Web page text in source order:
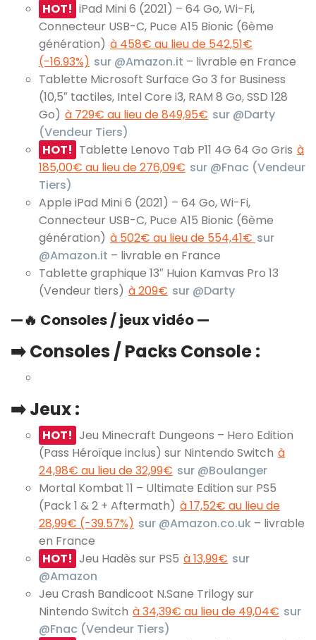
HOT! iPad Mini 6 (2021) – 64 Go, Wi-Fi,
Connecteur USB-C, Puce A15 Bionic (6ème
génération) à 458€ au lieu de 542,51€
(-16.93%) sur @Amazon.it – livrable en France
Tablette Microsoft Surface Go 3 for Business
(10,5″ tactiles, Intel Core i3, RAM 8 Go, SSD 128
Go) à 729€ au lieu de 849,95€ sur @Darty
(Vendeur Tiers)
HOT! Tablette Lenovo Tab P11 4G 64 Go Gris à
185,00€ au lieu de 276,09€ sur @Fnac (Vendeur
Tiers)
Apple iPad Mini 6 (2021) – 64 Go, Wi-Fi,
Connecteur USB-C, Puce A15 Bionic (6ème
génération) à 502€ au lieu de 554,41€ sur
@Amazon.it – livrable en France
Tablette graphique 13″ Huion Kamvas Pro 13
(Vendeur tiers) à 209€ sur @Darty
—🔥 Consoles / jeux vidéo —
➡️ Consoles / Packs Console :
➡️ Jeux :
HOT! Jeu Minecraft Dungeons – Hero Edition
(Pass Héroïque inclus) sur Nintendo Switch à
24,98€ au lieu de 32,99€ sur @Boulanger
Mortal Kombat 11 – Ultimate Edition sur PS5
(Pack 1 & 2 + Aftermath) à 17,52€ au lieu de
28,99€ (-39.57%) sur @Amazon.co.uk – livrable
en France
HOT! Jeu Hadès sur PS5 à 13,99€ sur
@Amazon
Jeu Crash Bandicoot N.Sane Trilogy sur
Nintendo Switch à 34,39€ au lieu de 49,04€ sur
@Fnac (Vendeur Tiers)